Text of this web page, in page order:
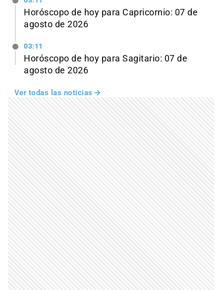
Horóscopo de hoy para Capricornio: 07 de
agosto de 2026
03:11
Horóscopo de hoy para Sagitario: 07 de
agosto de 2026
Ver todas las noticias